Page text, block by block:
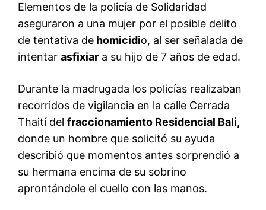
Elementos de la policía de Solidaridad
aseguraron a una mujer por el posible delito
de tentativa de homicidio, al ser señalada de
intentar asfixiar a su hijo de 7 años de edad.
Durante la madrugada los policías realizaban
recorridos de vigilancia en la calle Cerrada
Thaití del fraccionamiento Residencial Bali,
donde un hombre que solicitó su ayuda
describió que momentos antes sorprendió a
su hermana encima de su sobrino
aprontándole el cuello con las manos.